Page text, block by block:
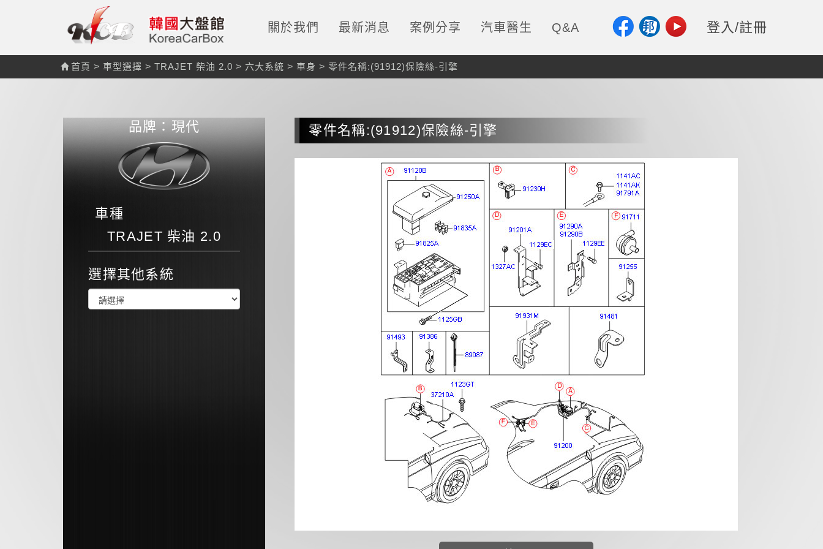
關於我們 最新消息 案例分享 汽車醫生 Q&A 登入/註冊
首頁 > 車型選擇 > TRAJET 柴油 2.0 > 六大系統 > 車身 > 零件名稱:(91912)保險絲-引擎
品牌：現代
車種
TRAJET 柴油 2.0
選擇其他系統
零件名稱:(91912)保險絲-引擎